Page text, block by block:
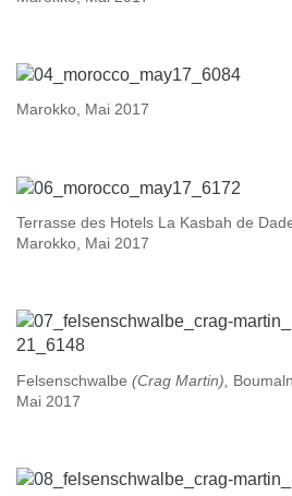
Marokko, Mai 2017
Terrasse des Hotels La Kasbah de
Marokko, Mai 2017
Felsenschwalbe (Crag Martin),
Mai 2017